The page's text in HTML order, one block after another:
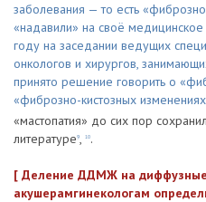
заболевания — то есть
«надавили» на своё
году на заседании ведущих
онкологов и хирургов,
принято решение говорить о
«фиброзно-кистозных
«мастопатия» до сих пор
литературе9, 10.
[ Деление ДДМЖ на
акушерамгинекологам